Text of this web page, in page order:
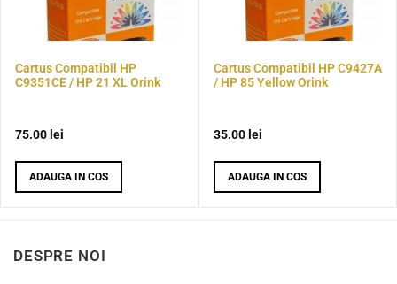
Cartus Compatibil HP
C9351CE / HP 21 XL Orink
75.00 lei
ADAUGA IN COS
Cartus Compatibil HP C9427A
/ HP 85 Yellow Orink
35.00 lei
ADAUGA IN COS
DESPRE NOI